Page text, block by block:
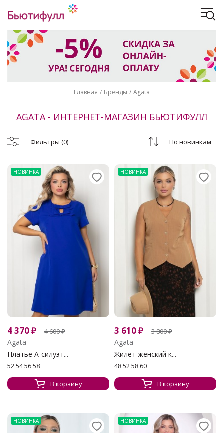
Главная Бренды Agata
AGATA - ИНТЕРНЕТ-МАГАЗИН БЬЮТИФУЛЛ
Фильтры (0) По новинкам
НОВИНКА
4 370₽ 4 600₽
Agata
Платье А-силуэт...
52 54 56 58
В корзину
НОВИНКА
3 610₽ 3 800₽
Agata
Жилет женский к...
48 52 58 60
В корзину
НОВИНКА НОВИНКА